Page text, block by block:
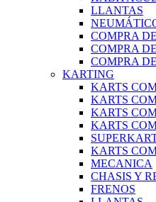
LLANTAS
COMPRA
COMPRA
COMPRA
KARTING
KARTS
KARTS
KARTS
KARTS
KARTS
MECANICA
CHASIS Y
FRENOS